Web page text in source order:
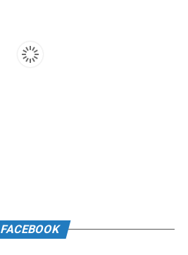
FACEBOOK